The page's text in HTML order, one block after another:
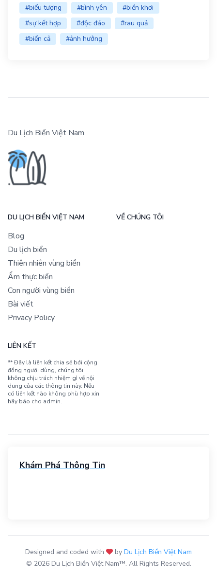
#biểu tượng
#bình yên
#biển khơi
#sự kết hợp
#độc đáo
#rau quả
#biển cả
#ảnh hưởng
Du Lịch Biển Việt Nam
DU LỊCH BIỂN VIỆT NAM
Blog
Du lịch biển
Thiên nhiên vùng biển
Ẩm thực biển
Con người vùng biển
Bài viết
Privacy Policy
VỀ CHÚNG TÔI
LIÊN KẾT
** Đây là liên kết chia sẻ bới cộng
đồng người dùng, chúng tôi
không chịu trách nhiệm gì về nội
dung của các thông tin này. Nếu
có liên kết nào không phù hợp xin
hãy báo cho admin.
Khám Phá Thông Tin
Designed and coded with by Du Lịch Biển Việt Nam
© 2026 Du Lịch Biển Việt Nam™. All Rights Reserved.